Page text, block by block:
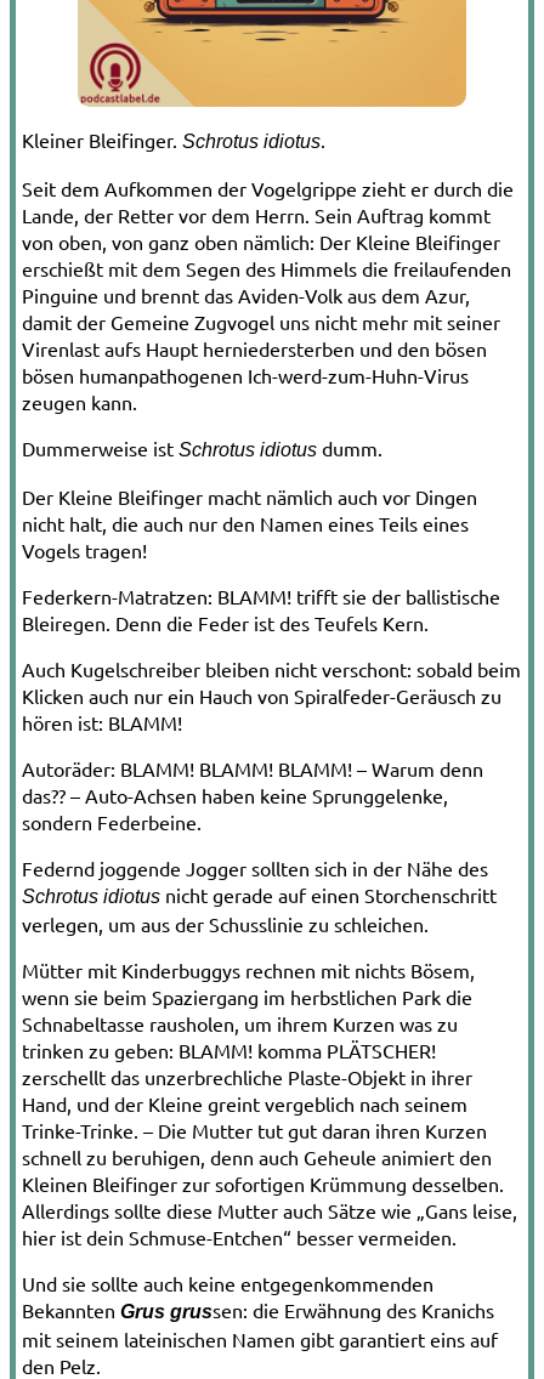
Kleiner Bleifinger. Schrotus idiotus
Seit dem Aufkommen der Vogelgrippe zieht er durch die
Lande, der Retter vor dem Herrn. Sein Auftrag kommt
von oben, von ganz oben nämlich: Der Kleine Bleifinger
erschießt mit dem Segen des Himmels die freilaufenden
Pinguine und brennt das Avi­den-­Volk aus dem Azur,
damit der Gemeine Zugvogel uns nicht mehr mit seiner
Viren­last aufs Haupt herniedersterben und den bösen
bösen humanpathogenen Ich­-werd­-zum­-Huhn­-Virus
zeugen kann.
Dummerweise ist Schrotus idiotus dumm.
Der Kleine Bleifinger macht nämlich auch vor Dingen
nicht halt, die auch nur den Na­men eines Teils eines
Vogels tragen!
Federkern­-Matratzen: BLAMM! trifft sie der ballistische
Bleiregen. Denn die Feder ist des Teufels Kern.
Auch Kugelschreiber bleiben nicht ver­schont: sobald beim
Klicken auch nur ein Hauch von Spiralfeder-­Geräusch zu
hören ist: BLAMM!
Autoräder: BLAMM! BLAMM! BLAMM! – Wa­rum denn
das?? – Auto­-Achsen haben kei­ne Sprunggelenke,
sondern Federbeine.
Federnd joggende Jogger sollten sich in der Nähe des
Schrotus idiotus nicht gerade auf einen Storchenschritt
verlegen, um aus der Schusslinie zu schleichen.
Mütter mit Kinderbuggys rechnen mit nichts Bösem,
wenn sie beim Spaziergang im herbstlichen Park die
Schnabeltasse raus­holen, um ihrem Kurzen was zu
trinken zu geben: BLAMM! komma PLÄTSCHER!
zerschellt das unzerbrechliche Plaste­-Objekt in ihrer
Hand, und der Kleine greint vergeblich nach seinem
Trinke-­Trinke. – Die Mutter tut gut daran ihren Kurzen
schnell zu beruhi­gen, denn auch Geheule animiert den
Kleinen Bleifinger zur sofortigen Krümmung desselben.
Allerdings sollte diese Mutter auch Sätze wie „ Gans leise,
hier ist dein Schmuse­-Entchen“ besser vermeiden.
Und sie sollte auch keine entgegenkom­menden
Bekannten Grus grussen: die Erwähnung des Kranichs
mit seinem latei­nischen Namen gibt garantiert eins auf
den Pelz.